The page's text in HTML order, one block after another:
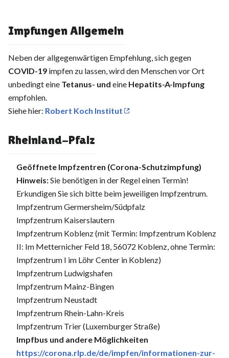
Impfungen Allgemein
Neben der allgegenwärtigen Empfehlung, sich gegen
COVID-19 impfen zu lassen, wird den Menschen vor Ort
unbedingt eine Tetanus- und eine Hepatits-A-Impfung
empfohlen.
Siehe hier: Robert Koch Institut
Rheinland-Pfalz
Geöffnete Impfzentren (Corona-Schutzimpfung)
Hinweis:Sie benötigen in der Regel einen Termin!
Erkundigen Sie sich bitte beim jeweiligen Impfzentrum.
Impfzentrum Germersheim/Südpfalz
Impfzentrum Kaiserslautern
Impfzentrum Koblenz (mit Termin: Impfzentrum Koblenz
II: Im Metternicher Feld 18, 56072 Koblenz, ohne Termin:
Impfzentrum I im Löhr Center in Koblenz)
Impfzentrum Ludwigshafen
Impfzentrum Mainz-Bingen
Impfzentrum Neustadt
Impfzentrum Rhein-Lahn-Kreis
Impfzentrum Trier (Luxemburger Straße)
Impfbus und andere Möglichkeiten
https://corona.rlp.de/de/impfen/informationen-zur-